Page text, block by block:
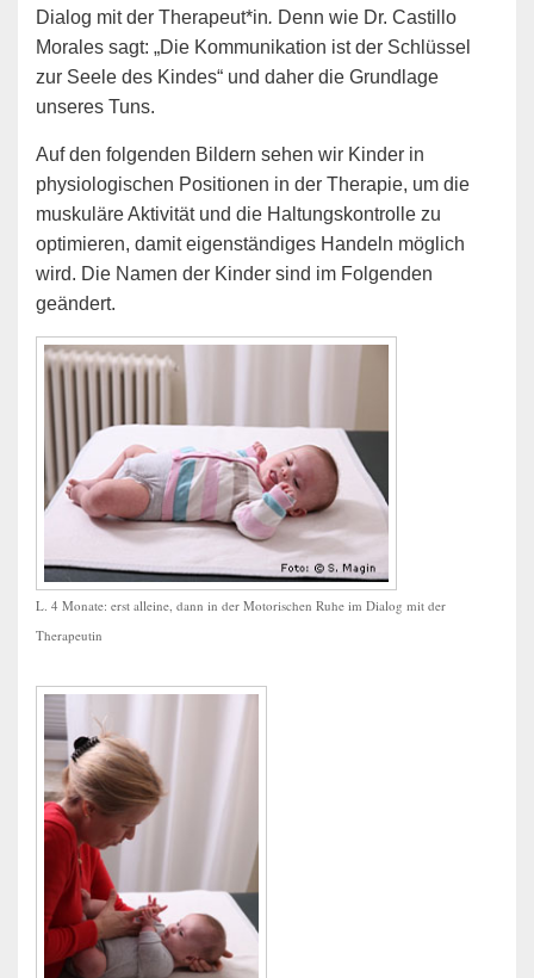
Dialog mit der Therapeut*in. Denn wie Dr. Castillo
Morales sagt: „Die Kommunikation ist der Schlüssel
zur Seele des Kindes“ und daher die Grundlage
unseres Tuns.
Auf den folgenden Bildern sehen wir Kinder in
physiologischen Positionen in der Therapie, um die
muskuläre Aktivität und die Haltungskontrolle zu
optimieren, damit eigenständiges Handeln möglich
wird. Die Namen der Kinder sind im Folgenden
geändert.
L. 4 Monate: erst alleine, dann in der Motorischen Ruhe im Dialog mit der
Therapeutin